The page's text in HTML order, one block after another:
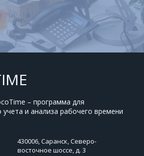
– программа для
учета и анализа рабочего времени
430006, Саранск, Северо-
восточное шоссе, д. 3